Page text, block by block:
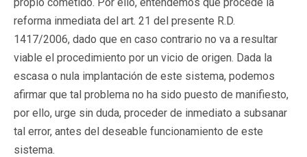
reforma inmediata del art. 21 del presente R.D.
1417/2006, dado que en caso contrario no va a resultar
viable el procedimiento por un vicio de origen. Dada la
escasa o nula implantación de este sistema, podemos
afirmar que tal problema no ha sido puesto de manifiesto,
por ello, urge sin duda, proceder de inmediato a subsanar
tal error, antes del deseable funcionamiento de este
sistema.